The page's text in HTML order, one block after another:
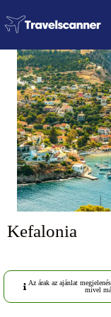
Kefalonia
Az árak az ajánlat
mivel